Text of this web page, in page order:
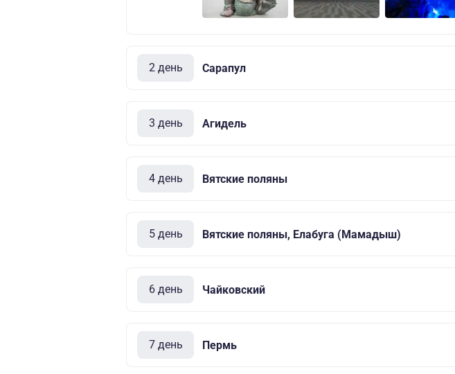
2 день Сарапул
3 день Агидель
4 день Вятские поляны
5 день Вятские поляны, Елабуга (Мамадыш)
6 день Чайковский
7 день Пермь